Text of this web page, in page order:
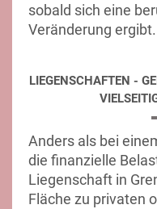
sobald sich eine
Veränderung ergibt.
LIEGENSCHAFTEN -
Anders als bei
die finanzielle
Liegenschaft in
Fläche zu privaten